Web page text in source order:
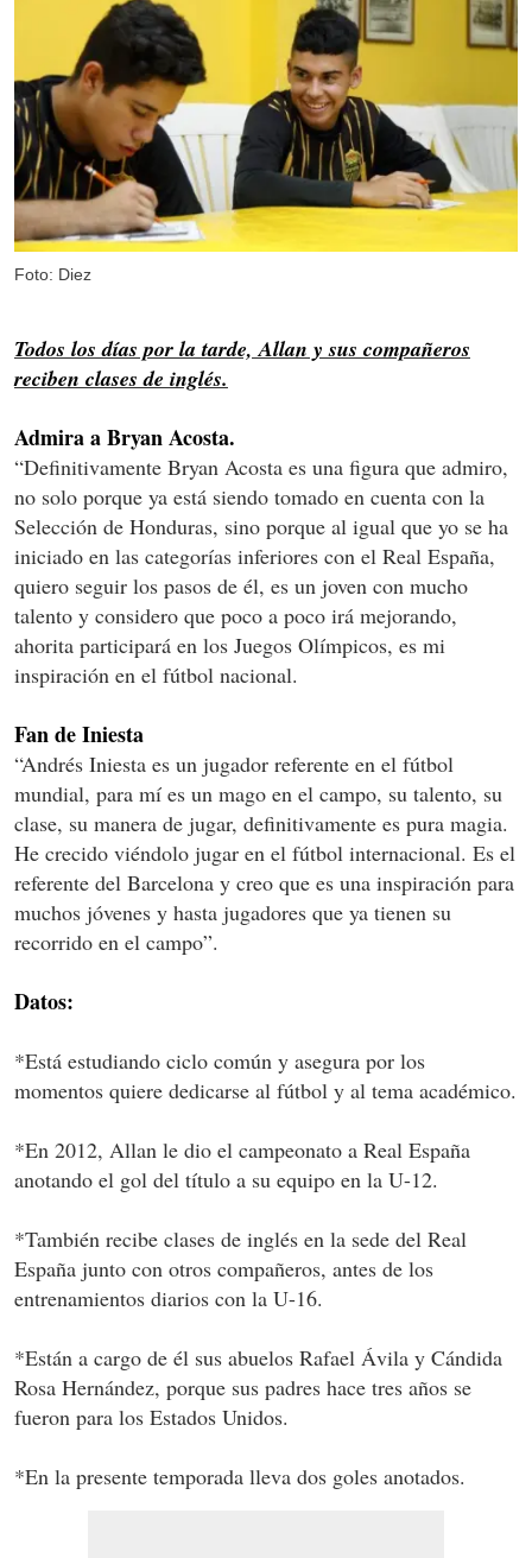
Foto: Diez
Todos los días por la tarde, Allan y sus compañeros
reciben clases de inglés.
Admira a Bryan Acosta.
“Definitivamente Bryan Acosta es una figura que admiro,
no solo porque ya está siendo tomado en cuenta con la
Selección de Honduras, sino porque al igual que yo se ha
iniciado en las categorías inferiores con el Real España,
quiero seguir los pasos de él, es un joven con mucho
talento y considero que poco a poco irá mejorando,
ahorita participará en los Juegos Olímpicos, es mi
inspiración en el fútbol nacional.
Fan de Iniesta
“Andrés Iniesta es un jugador referente en el fútbol
mundial, para mí es un mago en el campo, su talento, su
clase, su manera de jugar, definitivamente es pura magia.
He crecido viéndolo jugar en el fútbol internacional. Es el
referente del Barcelona y creo que es una inspiración para
muchos jóvenes y hasta jugadores que ya tienen su
recorrido en el campo”.
Datos:
*Está estudiando ciclo común y asegura por los
momentos quiere dedicarse al fútbol y al tema académico.
*En 2012, Allan le dio el campeonato a Real España
anotando el gol del título a su equipo en la U-12.
*También recibe clases de inglés en la sede del Real
España junto con otros compañeros, antes de los
entrenamientos diarios con la U-16.
*Están a cargo de él sus abuelos Rafael Ávila y Cándida
Rosa Hernández, porque sus padres hace tres años se
fueron para los Estados Unidos.
*En la presente temporada lleva dos goles anotados.